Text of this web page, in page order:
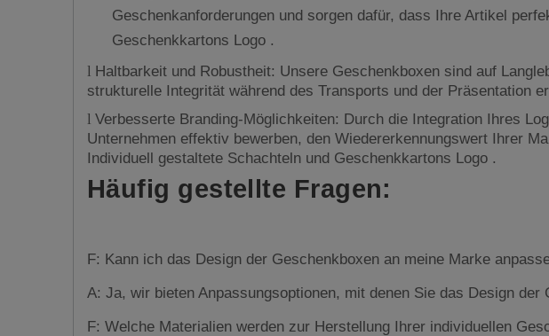
Geschenkanforderungen und sorgen dafür, dass Ihre Artikel
Geschenkkartons Logo .
l Haltbarkeit und Robustheit: Unsere Geschenkboxen sind auf
strukturelle Integrität während des Transports und der Präsentation
l Verbesserte Branding-Möglichkeiten: Durch die Integration Ihres
Unternehmen effektiv bewerben, den Wiedererkennungswert Ihrer
Individuell gestaltete Schachteln und Geschenkkartons Logo .
Häufig gestellte Fragen:
F: Kann ich das Design der Geschenkboxen an meine Marke
A: Ja, wir bieten Anpassungsoptionen, mit denen Sie das Design
F: Welche Materialien werden zur Herstellung Ihrer individuellen